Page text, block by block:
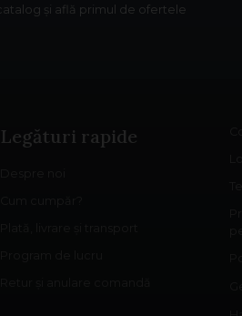
și află primul de ofertele
Legături rapide